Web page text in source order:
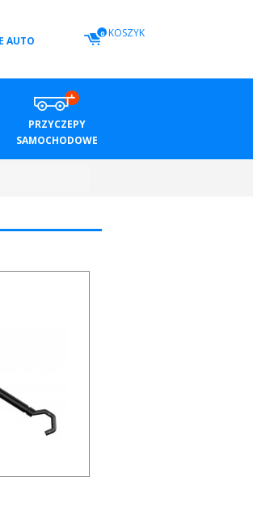
AUTO
0 KOSZYK
PRZYCZEPY
SAMOCHODOWE